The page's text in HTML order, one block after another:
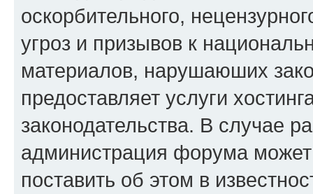
оскорбительного,
угроз и призывов к
материалов, нарушаюших
предоставляет услуги
законодательства. В случае
администрация форума
поставить об этом в